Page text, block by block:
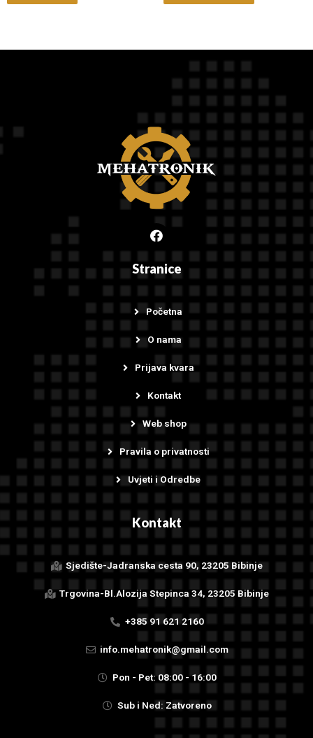
Stranice
Početna
O nama
Prijava kvara
Kontakt
Web shop
Pravila o privatnosti
Uvjeti i Odredbe
Kontakt
Sjedište-Jadranska cesta 90, 23205 Bibinje
Trgovina-Bl.Alozija Stepinca 34, 23205 Bibinje
+385 91 621 2160
info.mehatronik@gmail.com
Pon - Pet: 08:00 - 16:00
Sub i Ned: Zatvoreno